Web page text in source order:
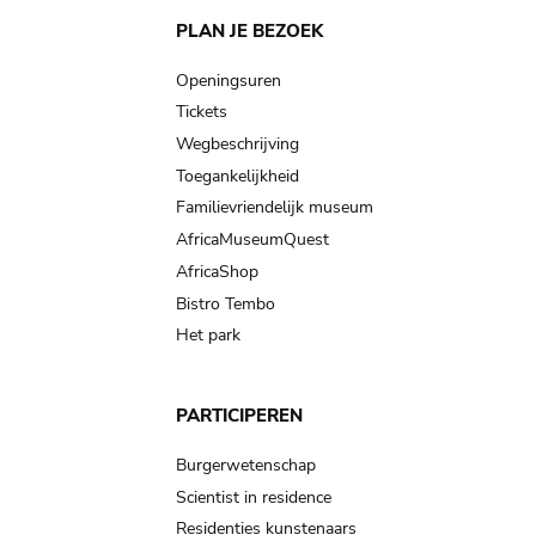
Main
navigation
PLAN JE BEZOEK
Openingsuren
Tickets
Wegbeschrijving
Toegankelijkheid
Familievriendelijk museum
AfricaMuseumQuest
AfricaShop
Bistro Tembo
Het park
PARTICIPEREN
Burgerwetenschap
Scientist in residence
Residenties kunstenaars